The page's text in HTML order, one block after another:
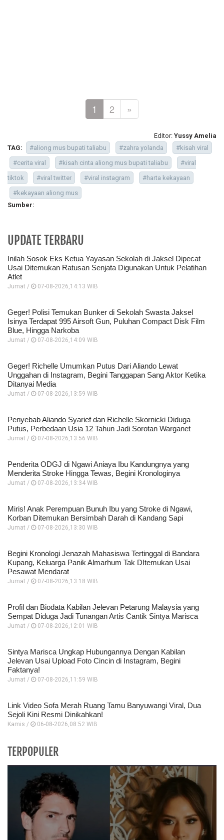
1 2 »
Editor: Yussy Amelia
TAG:
#aliong mus bupati taliabu #zahra yolanda
#kisah viral
#cerita viral
#kisah cinta aliong mus bupati taliabu
#viral
tiktok
#viral twitter #viral instagram
#harta kekayaan
#kekayaan aliong mus
Sumber:
UPDATE TERBARU
Inilah Sosok Eks Ketua Yayasan Sekolah di Jaksel Dipecat
Usai Ditemukan Ratusan Senjata Digunakan Untuk Pelatihan
Atlet
Jumat / 07-08-2026,14:13 WIB
Geger! Polisi Temukan Bunker di Sekolah Swasta Jaksel
Isinya Terdapat 995 Airsoft Gun, Puluhan Compact Disk Film
Blue, Hingga Narkoba
Jumat / 07-08-2026,14:09 WIB
Geger! Richelle Umumkan Putus Dari Aliando Lewat
Unggahan di Instagram, Begini Tanggapan Sang Aktor Ketika
Ditanyai Media
Jumat / 07-08-2026,13:59 WIB
Penyebab Aliando Syarief dan Richelle Skornicki Diduga
Putus, Perbedaan Usia 12 Tahun Jadi Sorotan Warganet
Jumat / 07-08-2026,13:56 WIB
Penderita ODGJ di Ngawi Aniaya Ibu Kandungnya yang
Menderita Stroke Hingga Tewas, Begini Kronologinya
Jumat / 07-08-2026,13:34 WIB
Miris! Anak Perempuan Bunuh Ibu yang Stroke di Ngawi,
Korban Ditemukan Bersimbah Darah di Kandang Sapi
Jumat / 07-08-2026,13:30 WIB
Begini Kronologi Jenazah Mahasiswa Tertinggal di Bandara
Kupang, Keluarga Panik Almarhum Tak DItemukan Usai
Pesawat Mendarat
Jumat / 07-08-2026,13:18 WIB
Profil dan Biodata Kabilan Jelevan Petarung Malaysia yang
Sempat Diduga Jadi Tunangan Artis Cantik Sintya Marisca
Jumat / 07-08-2026,12:01 WIB
Sintya Marisca Ungkap Hubungannya Dengan Kabilan
Jelevan Usai Upload Foto Cincin di Instagram, Begini
Faktanya!
Jumat / 07-08-2026,11:59 WIB
Link Video Sofa Merah Ruang Tamu Banyuwangi Viral, Dua
Sejoli Kini Resmi Dinikahkan!
Kamis / 06-08-2026,08:52 WIB
TERPOPULER